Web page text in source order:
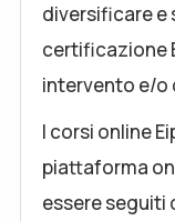
diversificare e
certificazione
intervento e/o
I corsi online
piattaforma
essere seguiti